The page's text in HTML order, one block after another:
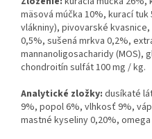
mäsová múčka 10%, kurací
vlákniny), pivovarské
0,5%, sušená mrkva 0,2%,
mannanoligosacharidy (MOS),
chondroitín sulfát 100 mg / kg.
Analytické zložky: dusíkaté
9%, popol 6%, vlhkosť 9%,
mastné kyseliny 0,20%,